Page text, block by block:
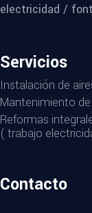
electricidad /
Servicios
Instalación de
Mantenimiento
Reformas
( trabajo
Contacto